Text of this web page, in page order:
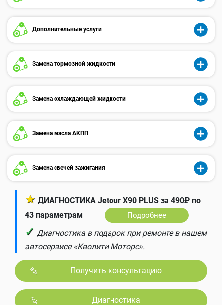
Дополнительные услуги
Замена тормозной жидкости
Замена охлаждающей жидкости
Замена масла АКПП
Замена свечей зажигания
★ ДИАГНОСТИКА Jetour X90 PLUS за 490₽ по
43 параметрам
Подробнее
✓ Диагностика в подарок при ремонте в нашем
автосервисе «Кволити Моторс».
Получить консультацию
Диагностика